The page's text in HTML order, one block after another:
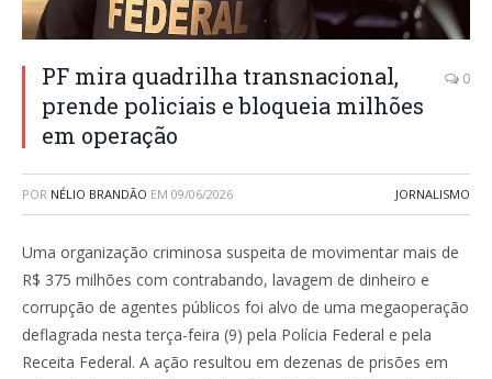
PF mira quadrilha transnacional,
prende policiais e bloqueia milhões
em operação
0
POR NÉLIO BRANDÃO EM 09/06/2026 JORNALISMO
Uma organização criminosa suspeita de movimentar mais de
R$ 375 milhões com contrabando, lavagem de dinheiro e
corrupção de agentes públicos foi alvo de uma megaoperação
deflagrada nesta terça-feira (9) pela Polícia Federal e pela
Receita Federal. A ação resultou em dezenas de prisões em